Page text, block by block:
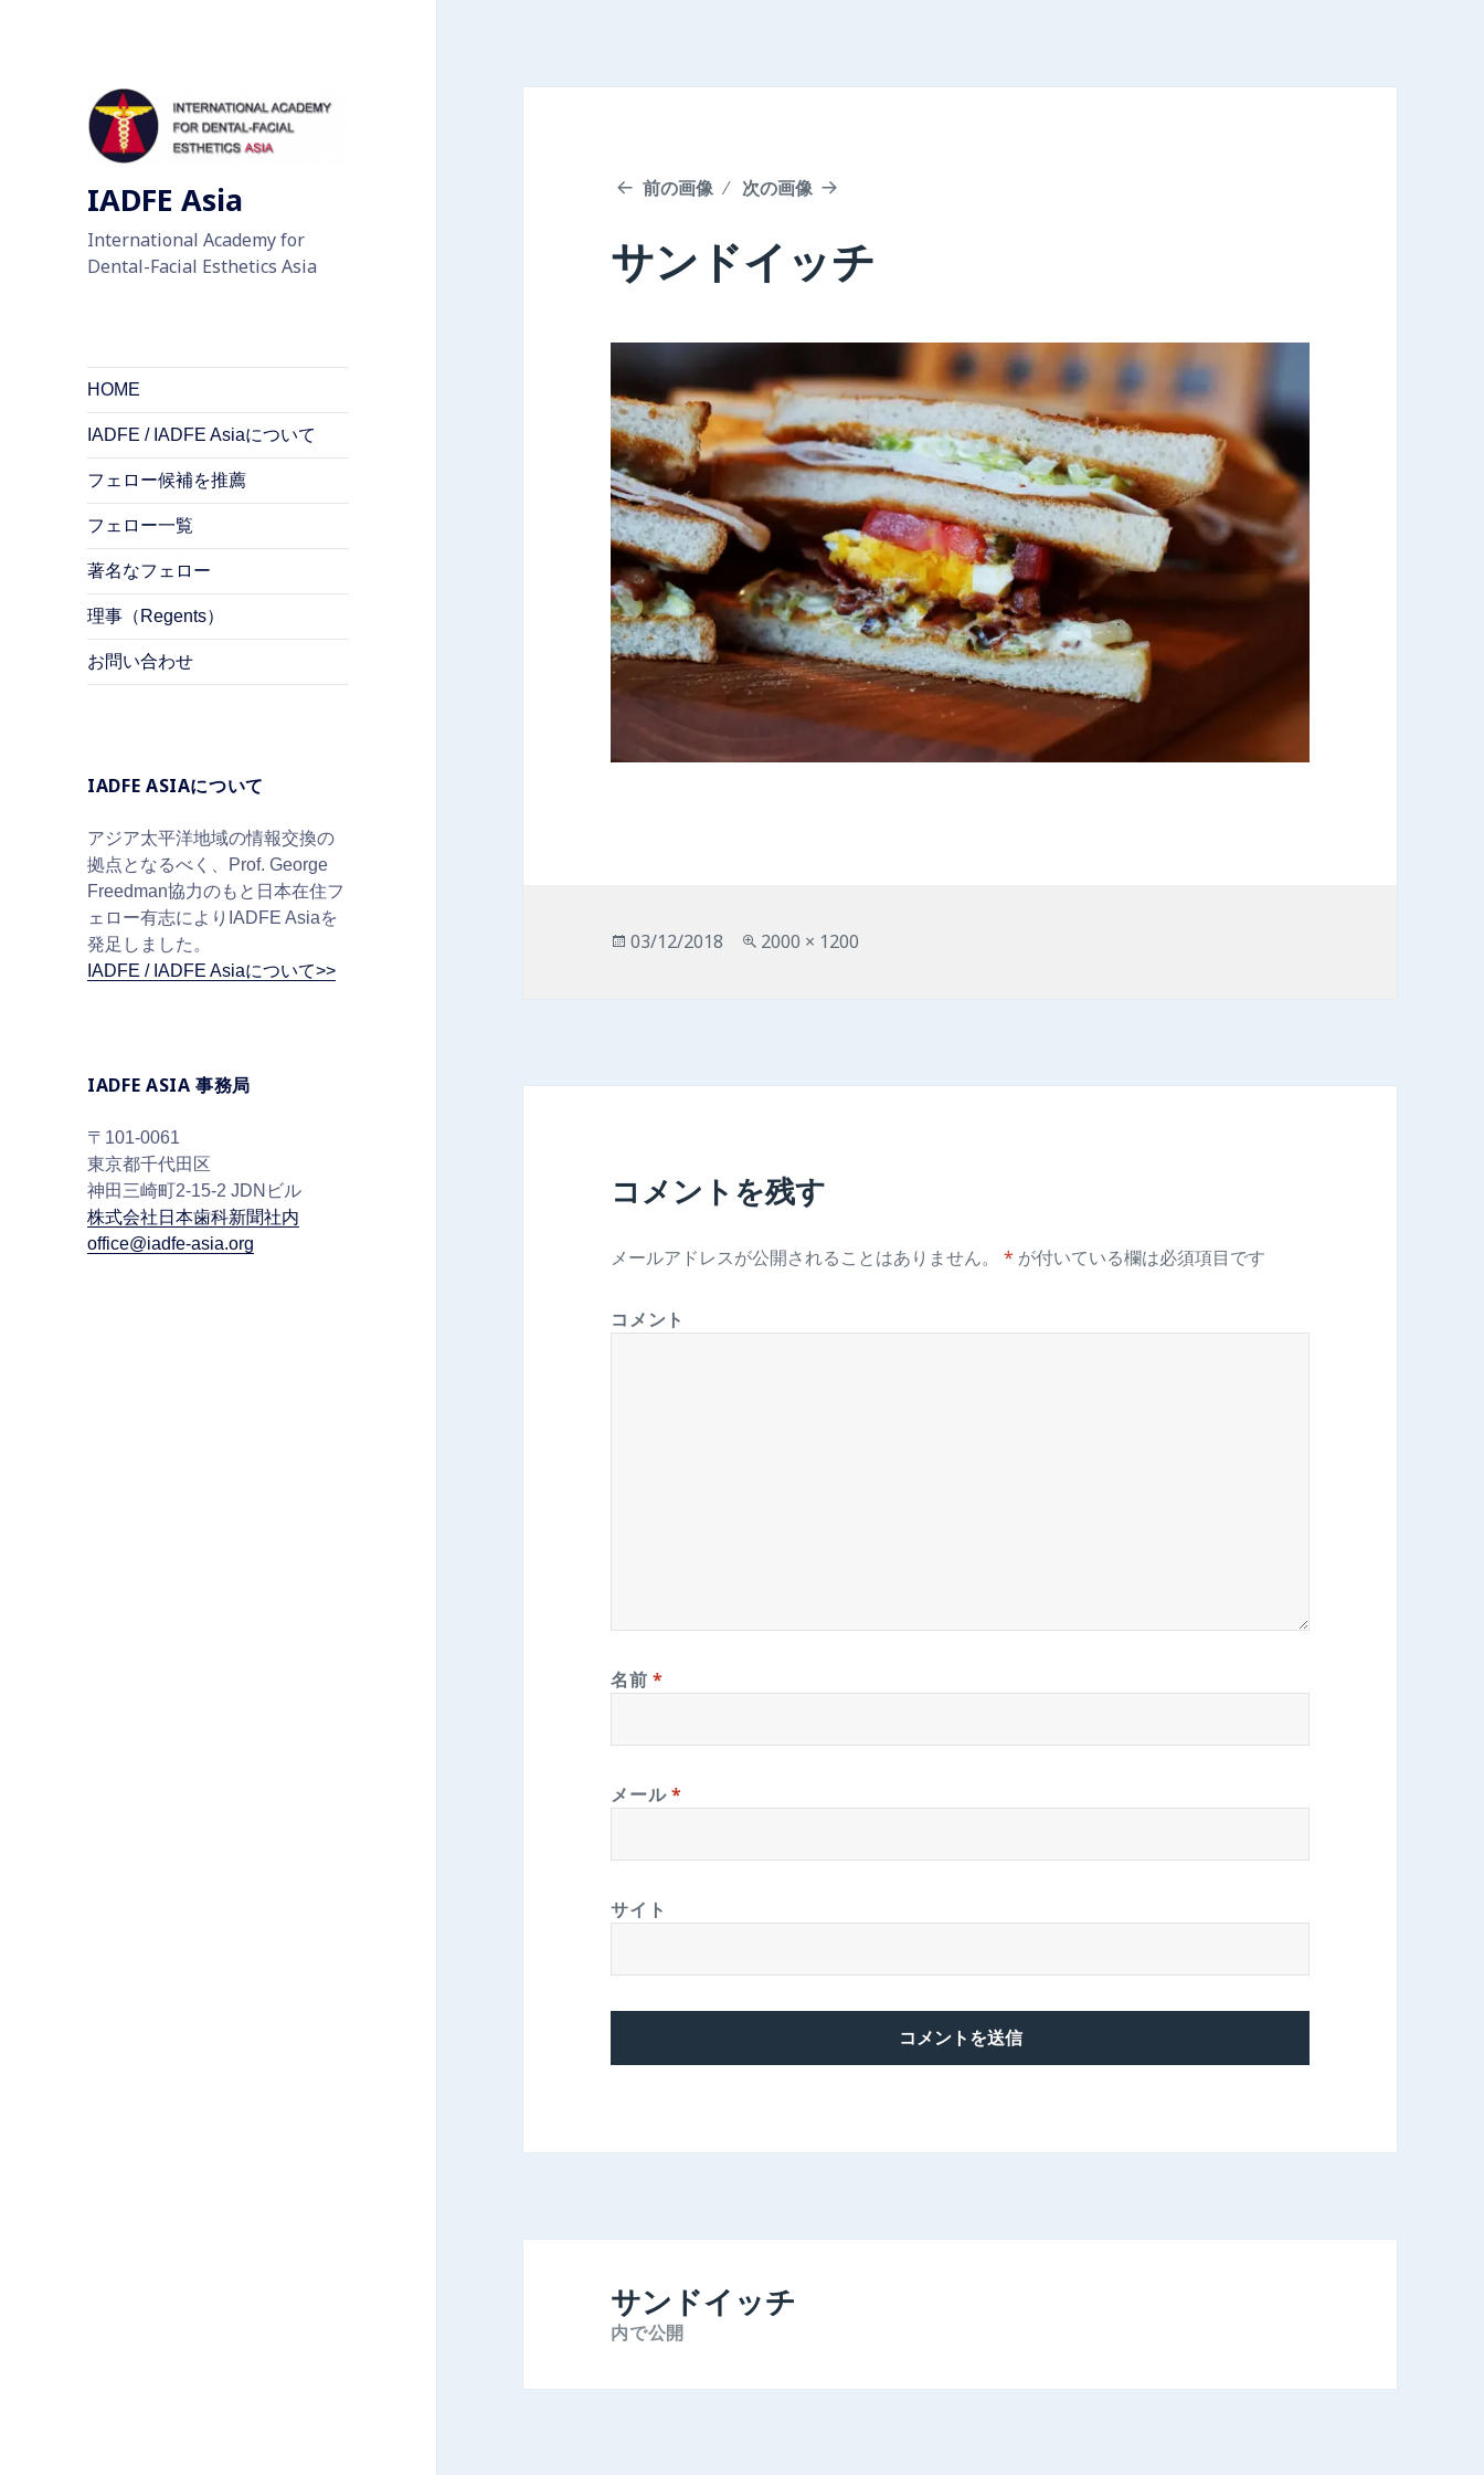
IADFE Asia
International Academy for
Dental-Facial Esthetics Asia
HOME
IADFE / IADFE Asiaについて
フェロー候補を推薦
フェロー一覧
著名なフェロー
理事（Regents）
お問い合わせ
IADFE ASIAについて
アジア太平洋地域の情報交換の
拠点となるべく、Prof. George
Freedman協力のもと日本在住フ
ェロー有志によりIADFE Asiaを
発足しました。
IADFE / IADFE Asiaについて>>
IADFE ASIA 事務局
〒101-0061
東京都千代田区
神田三崎町2-15-2 JDNビル
株式会社日本歯科新聞社内
office@iadfe-asia.org
前の画像 次の画像
サンドイッチ
投
03/12/2018
フ
2000 × 1200
コメントを残す
メールアドレスが公開されることはありません。 * が付いている欄は必須項目です
コメント
名前*
メール*
サイト
ゲ
サンドイッチ
内で公開